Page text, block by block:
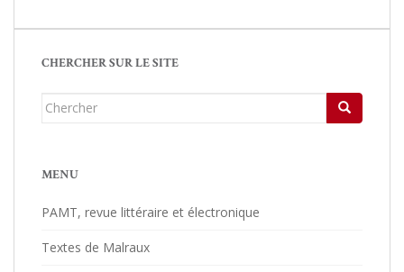
CHERCHER SUR LE SITE
Chercher...
MENU
PAMT, revue littéraire et électronique
Textes de Malraux